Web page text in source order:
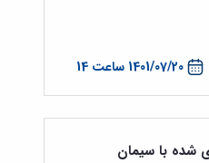
1401/07/20 ساعت 14
شده با سیمان